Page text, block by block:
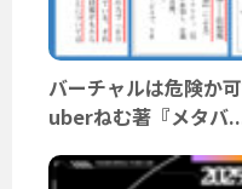
バーチャルは危険か
uberねむ著『メタバ